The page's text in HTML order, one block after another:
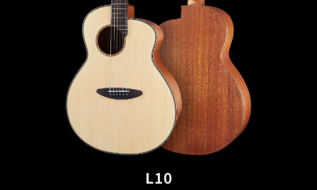
L10